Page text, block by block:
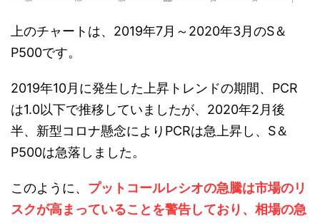
上のチャートは、2019年7月～2020年3月のS＆
P500です。
2019年10月に発生した上昇トレンドの期間、PCR
は1.0以下で推移していましたが、2020年2月後
半、新型コロナ懸念によりPCRは急上昇し、S＆
P500は急落しました。
このように、 プットコールレシオの急騰は市場のリ
スクが高まっていることを警告しており、相場の急